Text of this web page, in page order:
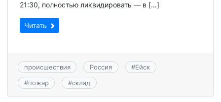
21:30, полностью ликвидировать — в […]
Читать
происшествия Россия #Ейск
#пожар #склад